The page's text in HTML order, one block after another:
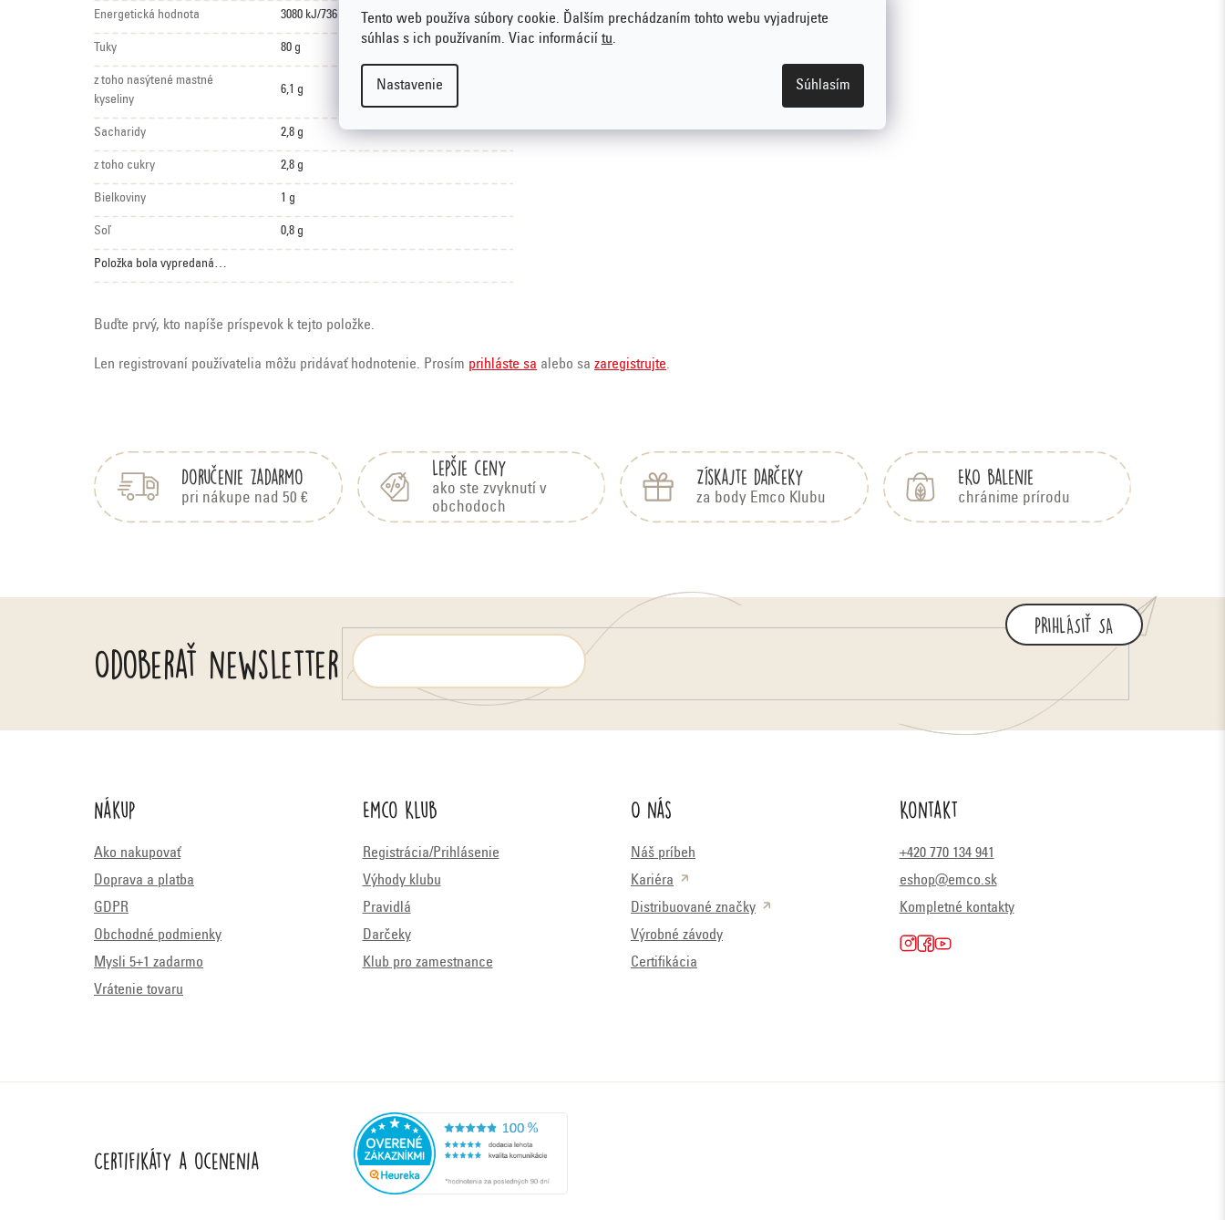
Tento web používa súbory cookie. Ďalším prechádzaním tohto webu vyjadrujete
súhlas s ich používaním. Viac informácií tu.
Nastavenie Súhlasím
Energetická hodnota 3080 kJ/736 kcal
Tuky 80 g
z toho nasýtené mastné
kyseliny
6,1 g
Sacharidy 2,8 g
z toho cukry 2,8 g
Bielkoviny 1 g
Soľ 0,8 g
Položka bola vypredaná…
Buďte prvý, kto napíše príspevok k tejto položke.
Len registrovaní používatelia môžu pridávať hodnotenie. Prosím prihláste sa alebo sa zaregistrujte.
Doručenie zadarmo
pri nákupe nad 50 €
Lepšie ceny
ako ste zvyknutí v
obchodoch
Získajte darčeky
za body Emco Klubu
EKO balenie
chránime prírodu
Odoberať newsletter
PRIHLÁSIŤ SA
Nákup
Ako nakupovať
Doprava a platba
GDPR
Obchodné podmienky
Mysli 5+1 zadarmo
Vrátenie tovaru
Emco Klub
Registrácia/Prihlásenie
Výhody klubu
Pravidlá
Darčeky
Klub pro zamestnance
O nás
Náš príbeh
Kariéra
Distribuované značky
Výrobné závody
Certifikácia
Kontakt
+420 770 134 941
eshop@emco.sk
Kompletné kontakty
Certifikáty a ocenenia